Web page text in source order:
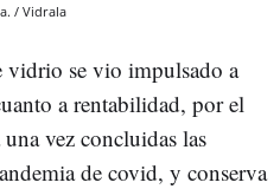
/ Vidrala
vidrio se vio impulsado a
a rentabilidad, por el
vez concluidas las
de covid, y conserva